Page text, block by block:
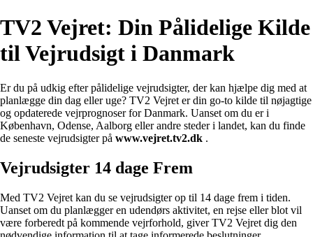
TV2 Vejret: Din Pålidelige Kilde
til Vejrudsigt i Danmark
Er du på udkig efter pålidelige vejrudsigter, der kan hjælpe dig med at
planlægge din dag eller uge? TV2 Vejret er din go-to kilde til nøjagtige
og opdaterede vejrprognoser for Danmark. Uanset om du er i
København, Odense, Aalborg eller andre steder i landet, kan du finde
de seneste vejrudsigter på www.vejret.tv2.dk .
Vejrudsigter 14 dage Frem
Med TV2 Vejret kan du se vejrudsigter op til 14 dage frem i tiden.
Uanset om du planlægger en udendørs aktivitet, en rejse eller blot vil
være forberedt på kommende vejrforhold, giver TV2 Vejret dig den